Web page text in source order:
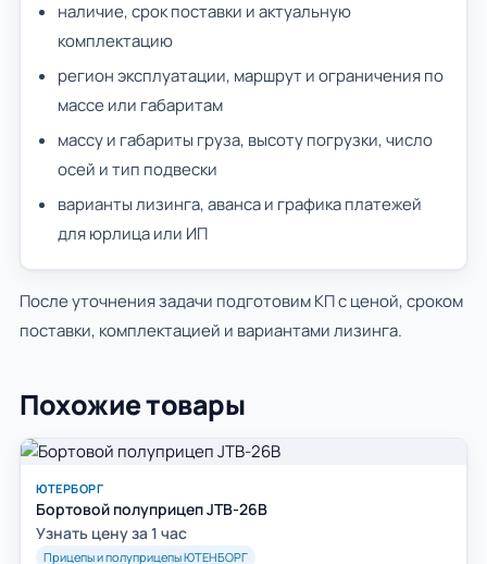
наличие, срок поставки и актуальную
комплектацию
регион эксплуатации, маршрут и ограничения по
массе или габаритам
массу и габариты груза, высоту погрузки, число
осей и тип подвески
варианты лизинга, аванса и графика платежей
для юрлица или ИП
После уточнения задачи подготовим КП с ценой, сроком
поставки, комплектацией и вариантами лизинга.
Похожие товары
ЮТЕРБОРГ
Бортовой полуприцеп JTB-26B
Узнать цену за 1 час
Прицепы и полуприцепы ЮТЕНБОРГ